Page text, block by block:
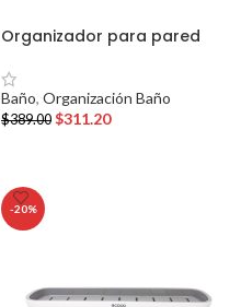
Organizador para pared
Baño, Organización Baño
$389.00 $311.20
-20%